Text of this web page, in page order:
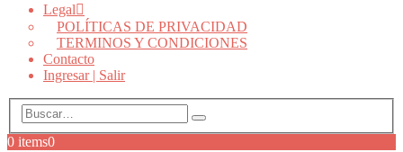
Legal
POLÍTICAS DE PRIVACIDAD
TERMINOS Y CONDICIONES
Contacto
Ingresar | Salir
0 items0